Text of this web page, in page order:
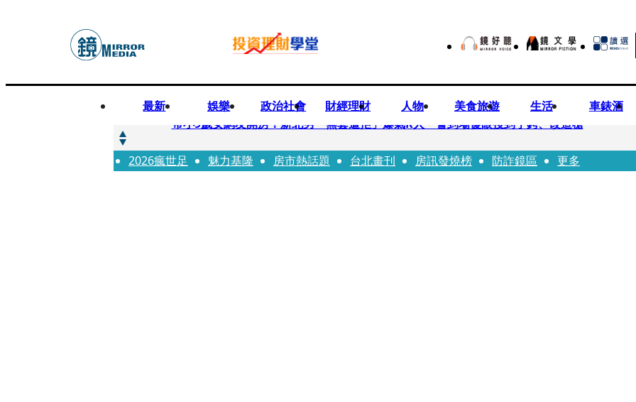
最新 娛樂 政治社會 財經理財 人物 美食旅遊 生活 車錶酒
快訊
帶小9歲女網友開房！新北男「無套遭拒」爆氣K人 警到場傻眼搜到手銬、改造槍
快訊
natori再訪台北人氣爆棚 〈Overdose〉一響全場尖叫「I Love You Taipei」
2026瘋世足 魅力基隆 房市熱話題 台北畫刊 房訊發燒榜 防詐鏡區 更多